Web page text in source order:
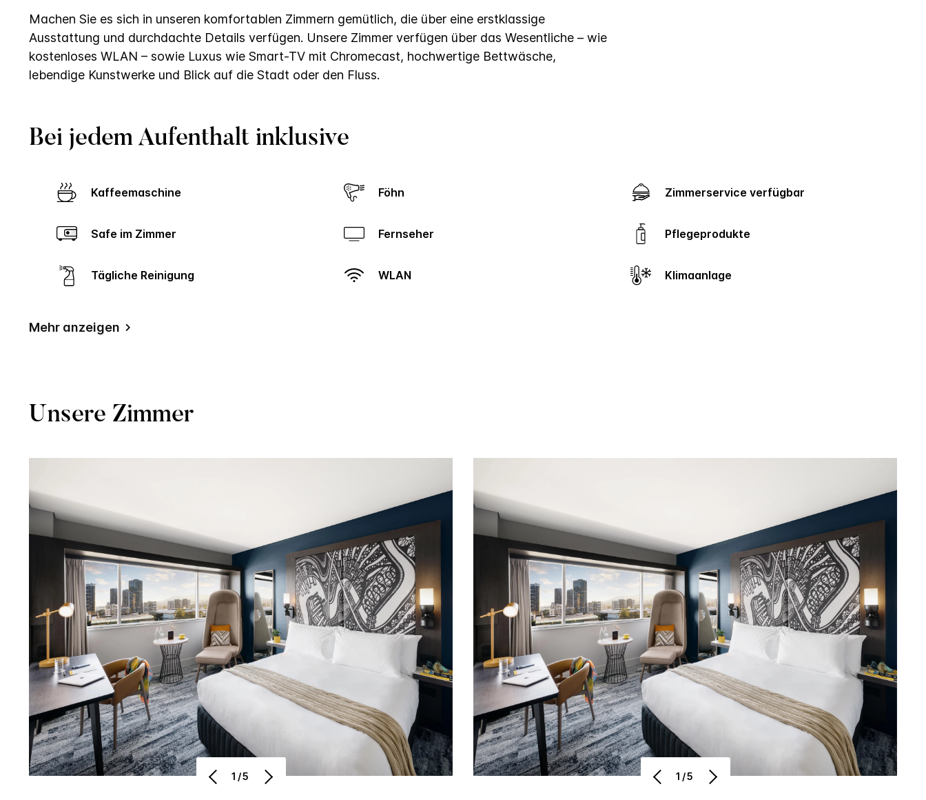
Machen Sie es sich in unseren komfortablen Zimmern gemütlich, die über eine erstklassige
Ausstattung und durchdachte Details verfügen. Unsere Zimmer verfügen über das Wesentliche – wie
kostenloses WLAN – sowie Luxus wie Smart-TV mit Chromecast, hochwertige Bettwäsche,
lebendige Kunstwerke und Blick auf die Stadt oder den Fluss.
Bei jedem Aufenthalt inklusive
Kaffeemaschine Föhn Zimmerservice verfügbar
Safe im Zimmer Fernseher Pflegeprodukte
Tägliche Reinigung WLAN Klimaanlage
Mehr anzeigen
Unsere Zimmer
1/5 1/5